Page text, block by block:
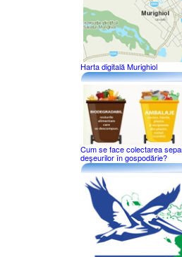
Harta digitală Murighiol
Cum se face colectarea
deşeurilor în gospodărie?